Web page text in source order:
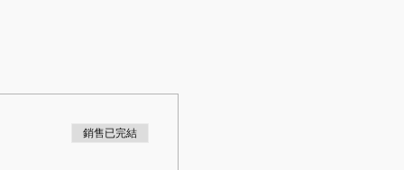
銷售已完結